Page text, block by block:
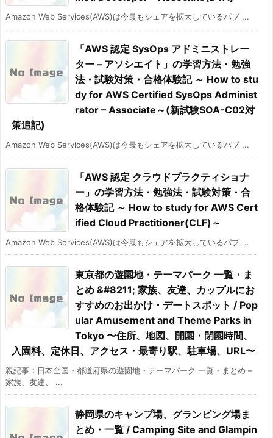
Amazon Web Services(AWS)は今最もシェアを拡大しているパブ ...
「AWS 認定 SysOps アドミニストレー
ター – アソシエイト」の学習方法・勉強
法・試験対策・合格体験記 ～ How to stu
dy for AWS Certified SysOps Administ
rator – Associate～(新試験SOA-C02対
策追記)
Amazon Web Services(AWS)は今最もシェアを拡大しているパブ ...
「AWS 認定 クラウドプラクティショナ
ー」の学習方法・勉強法・試験対策・合
格体験記 ～ How to study for AWS Cert
ified Cloud Practitioner(CLF)～
Amazon Web Services(AWS)は今最もシェアを拡大しているパブ ...
東京都の遊園地・テーマパーク 一覧・ま
とめ &#8211; 家族、友達、カップルにお
すすめのお出かけ・デートスポット / Pop
ular Amusement and Theme Parks in
Tokyo 〜住所、地図、開園・閉園時間、
入園料、定休日、アクセス・最寄り駅、駐車場、URL〜
親記事：日本全国・都道府県の遊園地・テーマパーク 一覧・まとめ –
家族、友達、 ...
静岡県のキャンプ場、グランピング場ま
とめ・一覧 / Camping Site and Glampin